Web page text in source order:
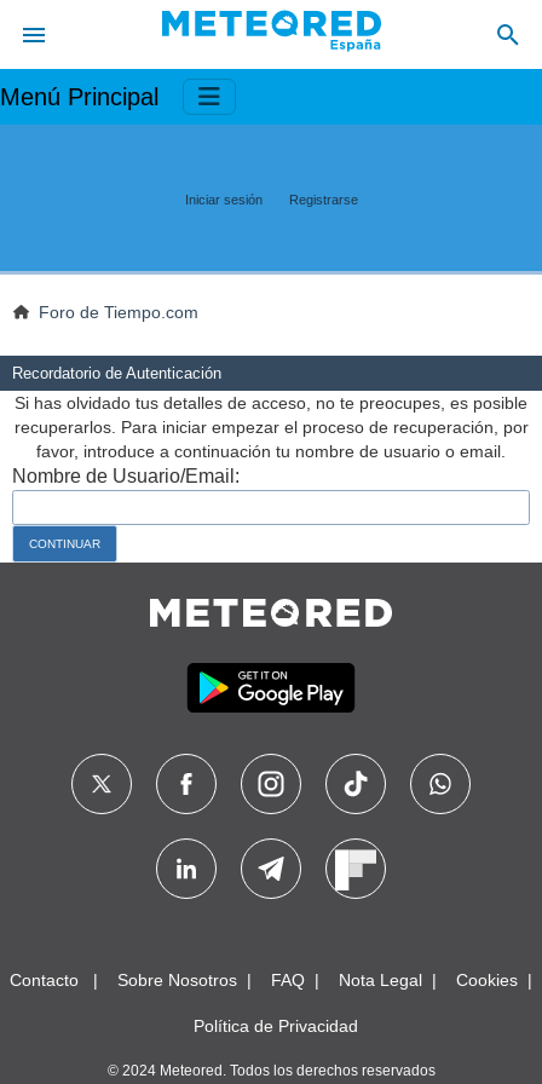
Menú Principal
Iniciar sesión Registrarse
Foro de Tiempo.com
Recordatorio de Autenticación
Si has olvidado tus detalles de acceso, no te preocupes, es posible
recuperarlos. Para iniciar empezar el proceso de recuperación, por
favor, introduce a continuación tu nombre de usuario o email.
Nombre de Usuario/Email:
Contacto Sobre Nosotros FAQ Nota Legal Cookies
Política de Privacidad
© 2024 Meteored. Todos los derechos reservados